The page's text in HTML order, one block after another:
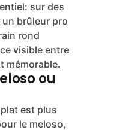
Le
aussi là que
en tant que
paella
Bomba D.O.
sur des
brûleur pro